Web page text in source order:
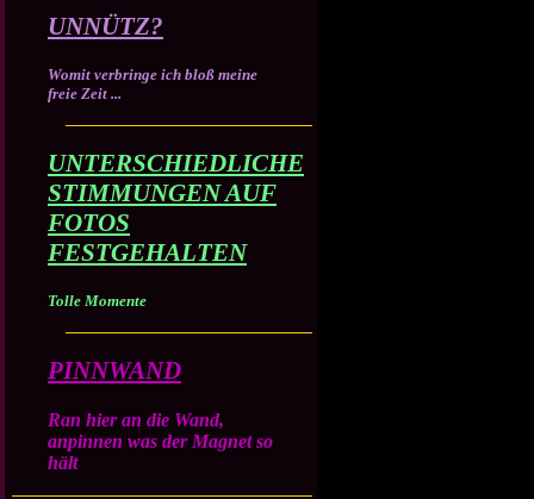
UNNÜTZ?
Womit verbringe ich bloß meine
freie Zeit ...
UNTERSCHIEDLICHE
STIMMUNGEN AUF
FOTOS
FESTGEHALTEN
Tolle Momente
PINNWAND
Ran hier an die Wand,
anpinnen was der Magnet so
hält